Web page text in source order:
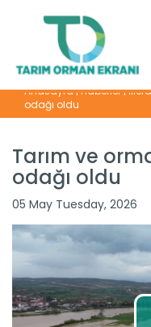
Anasayfa|Haberler|
odağı oldu
Tarım ve
odağı oldu
05 May Tuesday, 2026